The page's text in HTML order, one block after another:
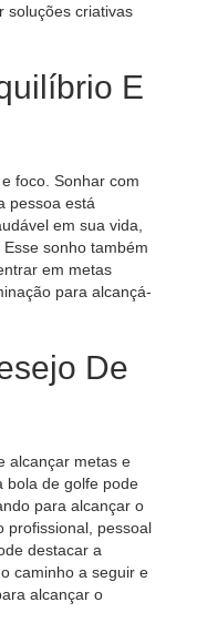
soluções criativas
E
foco. Sonhar com
pessoa está
em sua vida,
sonho também
em metas
para alcançá-
De
alcançar metas e
bola de golfe pode
para alcançar o
profissional, pessoal
destacar a
caminho a seguir e
alcançar o